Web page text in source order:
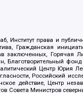
Институт права и
Гражданская
заключенных, Горячая
Благотворительный
Центр Юрия
Российский
действие, Центр
Министров